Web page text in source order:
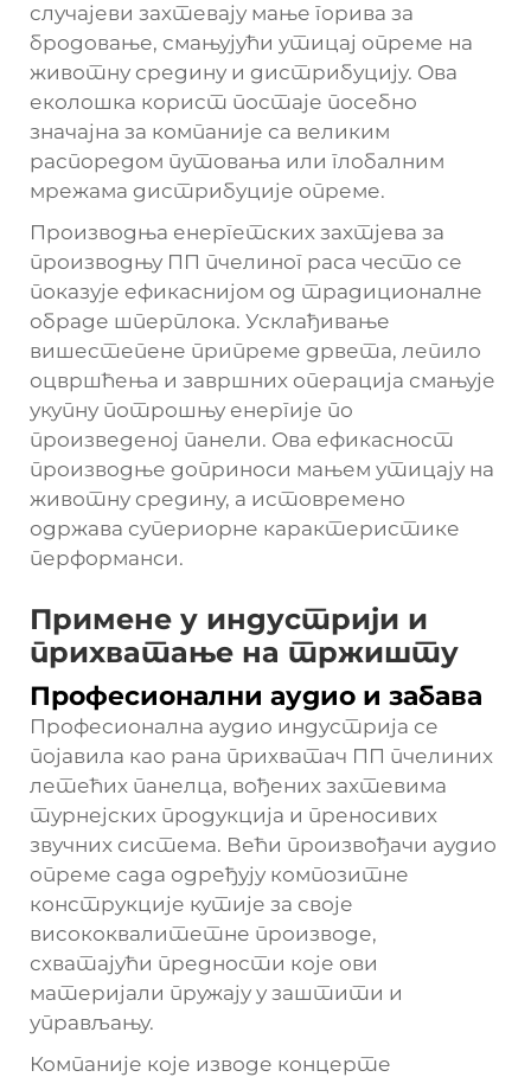
случајеви захтевају мање горива за
бродовање, смањујући утицај опреме на
животну средину и дистрибуцију. Ова
еколошка корист постаје посебно
значајна за компаније са великим
распоредом путовања или глобалним
мрежама дистрибуције опреме.
Производња енергетских захтјева за
производњу ПП пчелиног раса често се
показује ефикаснијом од традиционалне
обраде шперплока. Усклађивање
вишестепене припреме дрвета, лепило
оцвршћења и завршних операција смањује
укупну потрошњу енергије по
произведеној панели. Ова ефикасност
производње доприноси мањем утицају на
животну средину, а истовремено
одржава супериорне карактеристике
перформанси.
Примене у индустрији и
прихватање на тржишту
Професионални аудио и забава
Професионална аудио индустрија се
појавила као рана прихватач ПП пчелиних
летећих панелца, вођених захтевима
турнејских продукција и преносивих
звучних система. Већи произвођачи аудио
опреме сада одређују композитне
конструкције кутије за своје
висококвалитетне производе,
схватајући предности које ови
материјали пружају у заштити и
управљању.
Компаније које изводе концерте